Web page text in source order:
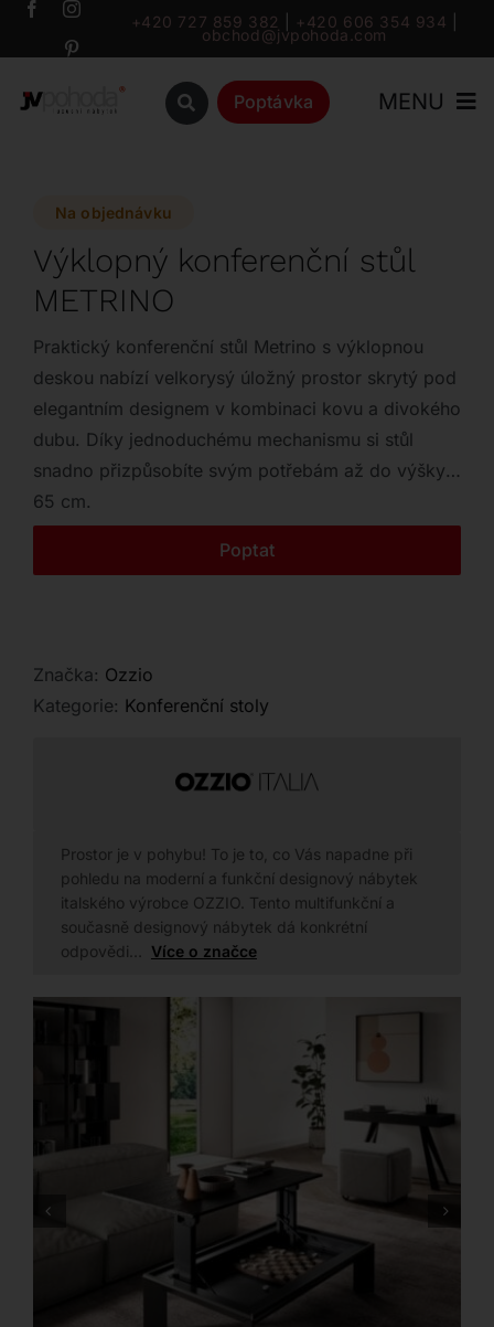
Přeskočit
+420 727 859 382 +420 606 354 934
obchod@jvpohoda.com
Poptávka MENU
Značky
Outlet
Na objednávku
Výklopný konferenční stůl
METRINO
Praktický konferenční stůl Metrino s výklopnou
deskou nabízí velkorysý úložný prostor skrytý pod
elegantním designem v kombinaci kovu a divokého
dubu. Díky jednoduchému mechanismu si stůl
snadno přizpůsobíte svým potřebám až do výšky
65 cm.
Poptat
Značka: Ozzio
Kategorie: Konferenční stoly
Prostor je v pohybu! To je to, co Vás napadne při
pohledu na moderní a funkční designový nábytek
italského výrobce OZZIO. Tento multifunkční a
současně designový nábytek dá konkrétní
odpovědi… Více o značce